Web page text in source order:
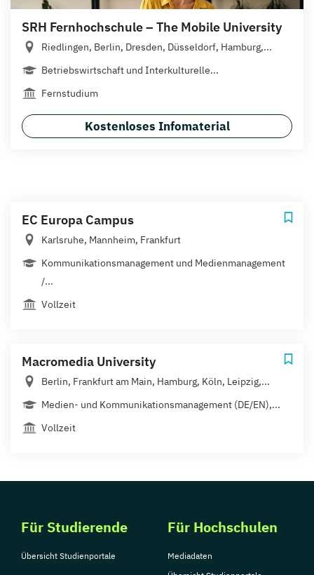
SRH Fernhochschule – The Mobile University
Riedlingen, Berlin, Dresden, Düsseldorf, Hamburg,...
Betriebswirtschaft und Interkulturelle...
Fernstudium
Kostenloses Infomaterial
EC Europa Campus
Karlsruhe, Mannheim, Frankfurt
Kommunikationsmanagement und Medienmanagement
/...
Vollzeit
Macromedia University
Berlin, Frankfurt am Main, Hamburg, Köln, Leipzig,...
Medien- und Kommuni­kations­management (DE/EN),...
Vollzeit
Für Studierende
Übersicht Studienportale
Für Hochschulen
Mediadaten